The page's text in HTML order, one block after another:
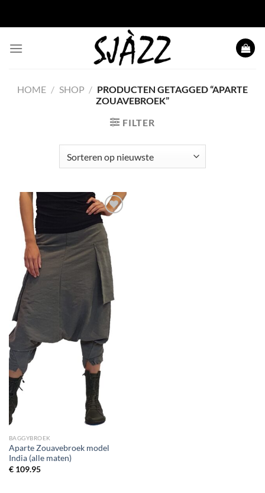
HOME / SHOP / PRODUCTEN GETAGGED “APARTE
ZOUAVEBROEK”
FILTER
Toevoegen
aan
wenslijst
BAGGYBROEK
Aparte Zouavebroek model
India (alle maten)
€109.95